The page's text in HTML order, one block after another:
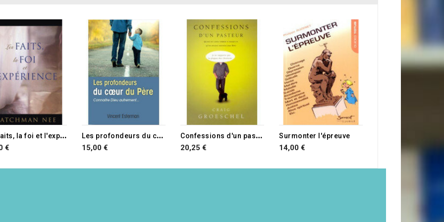
L
es faits, la foi et l'expérience
€
L
es profondeurs du coeur du Père
15,00 €
C
onfessions d'un pasteur
20,25 €
RUPTURE DE STOCK
Surmonter l'épreuve
14,00 €